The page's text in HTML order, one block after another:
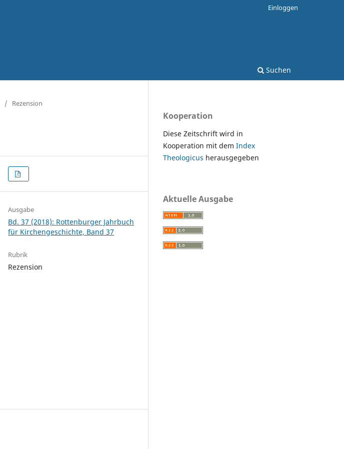
Suchen
Einloggen
/ Rezension
Ausgabe
Bd. 37 (2018): Rottenburger Jahrbuch
für Kirchengeschichte, Band 37
Rubrik
Rezension
Kooperation
Diese Zeitschrift wird in
Kooperation mit dem Index
Theologicus herausgegeben
Aktuelle Ausgabe